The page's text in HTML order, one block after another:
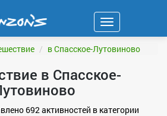
Навигация
в Спасское-Лутовиново
в Спасское-
692 активностей в категории